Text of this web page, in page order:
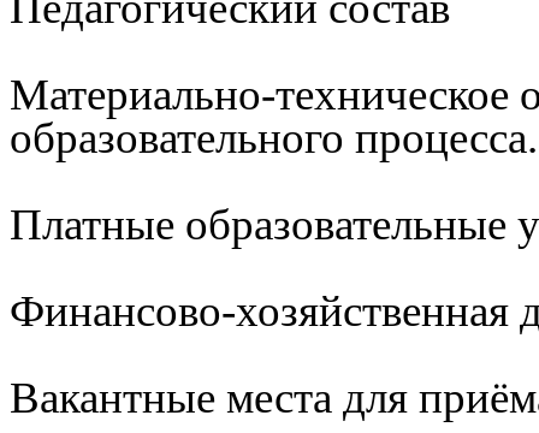
Материально-техническое
образовательного
Платные образовательные
Финансово-хозяйственная
Вакантные места для